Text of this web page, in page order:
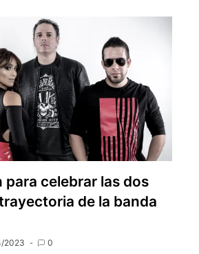
celebrar las dos
de la banda
2023 0